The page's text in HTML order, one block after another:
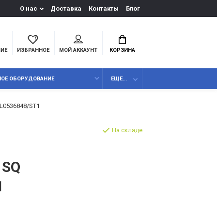
О нас Доставка Контакты Блог
ИЗБРАННОЕ МОЙ АККАУНТ КОРЗИНА
ОБОРУДОВАНИЕ ЕЩЕ...
ST1
На складе